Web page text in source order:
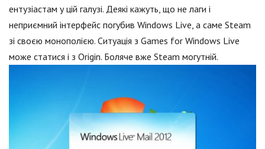
ентузіастам у цій галузі. Деякі кажуть, що не лаги і
неприємний інтерфейс погубив Windows Live, а саме Steam
зі своєю монополією. Ситуація з Games for Windows Live
може статися і з Origin. Боляче вже Steam могутній.